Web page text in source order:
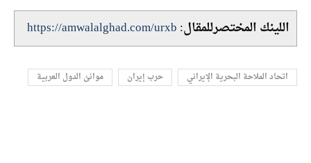
اللينك المختصرللمقال:https://amwalalghad.com/urxb
اتحاد الملاحة البحرية الإيراني حرب إيران موانئ الدول العربية